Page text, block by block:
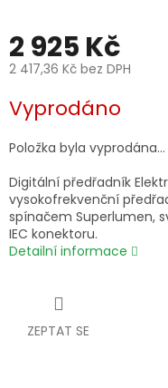
2 925 Kč
2 417,36 Kč bez DPH
cena:
Vyprodáno
Položka byla vyprodána…
Digitální předřadník
vysokofrekvenční
spínačem Superlumen,
IEC konektoru.
Detailní informace
ZEPTAT SE